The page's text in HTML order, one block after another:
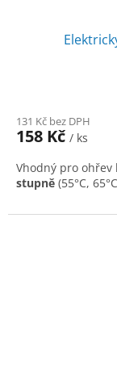
131 Kč bez DPH
158 Kč / ks
Vhodný pro ohřev
stupně (55°C,